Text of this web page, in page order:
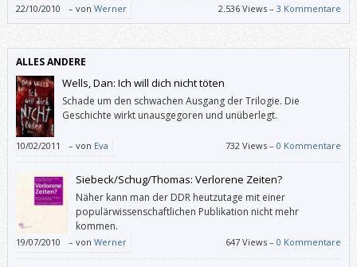
22/10/2010 – von Werner 2.536 Views –3 Kommentare
ALLES ANDERE
Wells, Dan: Ich will dich nicht töten
Schade um den schwachen Ausgang der Trilogie. Die
Geschichte wirkt unausgegoren und unüberlegt.
10/02/2011 – von Eva 732 Views –0 Kommentare
Siebeck/Schug/Thomas: Verlorene Zeiten?
Näher kann man der DDR heutzutage mit einer
populärwissenschaftlichen Publikation nicht mehr
kommen.
19/07/2010 – von Werner 647 Views –0 Kommentare